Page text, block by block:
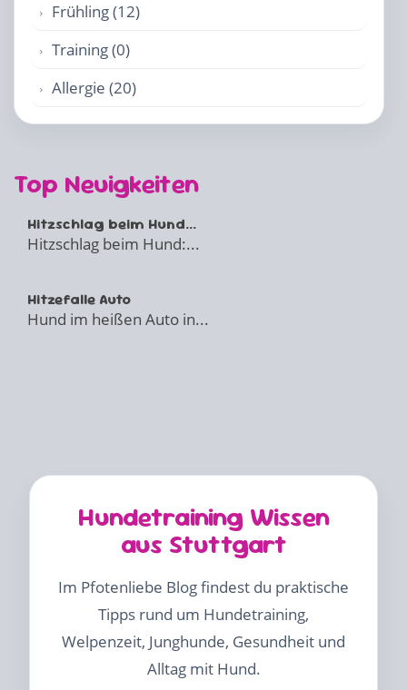
Frühling (12)
Training (0)
Allergie (20)
Top Neuigkeiten
Hitzschlag beim Hund...
Hitzschlag beim Hund:...
Hitzefalle Auto
Hund im heißen Auto in...
Hundetraining Wissen
aus Stuttgart
Im Pfotenliebe Blog findest du praktische
Tipps rund um Hundetraining,
Welpenzeit, Junghunde, Gesundheit und
Alltag mit Hund.